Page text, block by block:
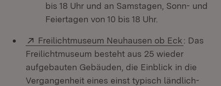
bis 18 Uhr und an Samstagen, Sonn- und
Feiertagen von 10 bis 18 Uhr.
Extern:
Freilichtmuseum Neuhausen ob Eck(Öffnet
: Das
Freilichtmuseum besteht aus 25 wieder
aufgebauten Gebäuden, die Einblick in die
Vergangenheit eines einst typisch ländlich-